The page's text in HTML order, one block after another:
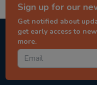
Sign up for our
Get notified about
get early access to
more.